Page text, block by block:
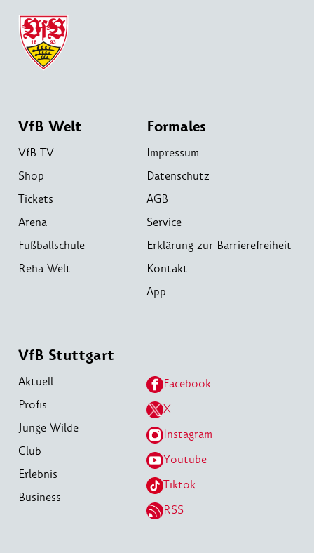
VfB Welt
VfB TV
Shop
Tickets
Arena
Fußballschule
Reha-Welt
Formales
Impressum
Datenschutz
AGB
Service
Erklärung zur Barrierefreiheit
Kontakt
App
VfB Stuttgart
Aktuell
Profis
Junge Wilde
Club
Erlebnis
Business
Facebook
X
Instagram
Youtube
Tiktok
RSS